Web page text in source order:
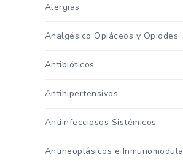
Alergias
Analgésico Opiáceos y Opiodes
Antibióticos
Antihipertensivos
Antiinfecciosos Sistémicos
Antineoplásicos e